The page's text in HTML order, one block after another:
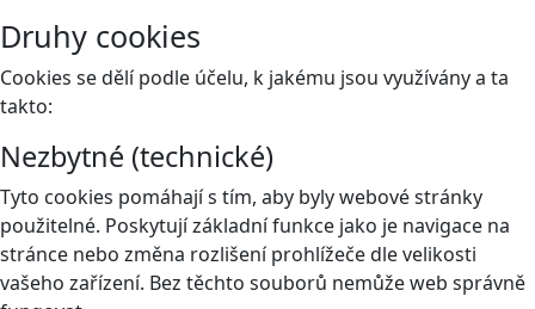
Druhy cookies
Cookies se dělí podle účelu, k jakému jsou využívány a ta
takto:
Nezbytné (technické)
Tyto cookies pomáhají s tím, aby byly webové stránky
použitelné. Poskytují základní funkce jako je navigace na
stránce nebo změna rozlišení prohlížeče dle velikosti
vašeho zařízení. Bez těchto souborů nemůže web správně